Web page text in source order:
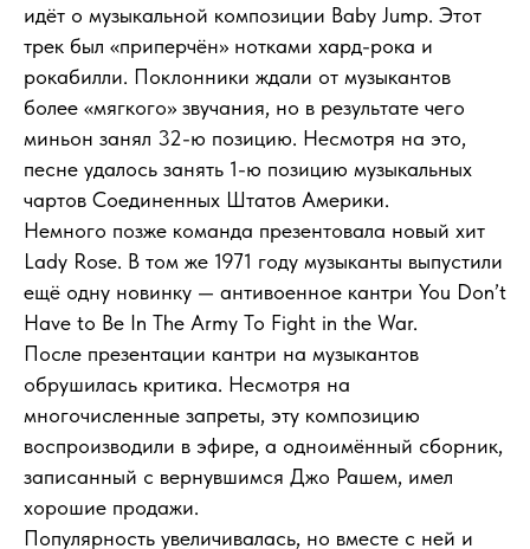
идёт о музыкальной композиции Baby Jump. Этот
трек был «приперчён» нотками хард-рока и
рокабилли. Поклонники ждали от музыкантов
более «мягкого» звучания, но в результате чего
миньон занял 32-ю позицию. Несмотря на это,
песне удалось занять 1-ю позицию музыкальных
чартов Соединенных Штатов Америки.
Немного позже команда презентовала новый хит
Lady Rosе. В том же 1971 году музыканты выпустили
ещё одну новинку — антивоенное кантри You Don’t
Have to Be In The Army To Fight in the War.
После презентации кантри на музыкантов
обрушилась критика. Несмотря на
многочисленные запреты, эту композицию
воспроизводили в эфире, а одноимённый сборник,
записанный с вернувшимся Джо Рашем, имел
хорошие продажи.
Популярность увеличивалась, но вместе с ней и